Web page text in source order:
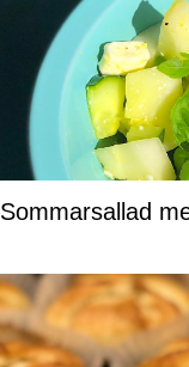
Sommarsallad